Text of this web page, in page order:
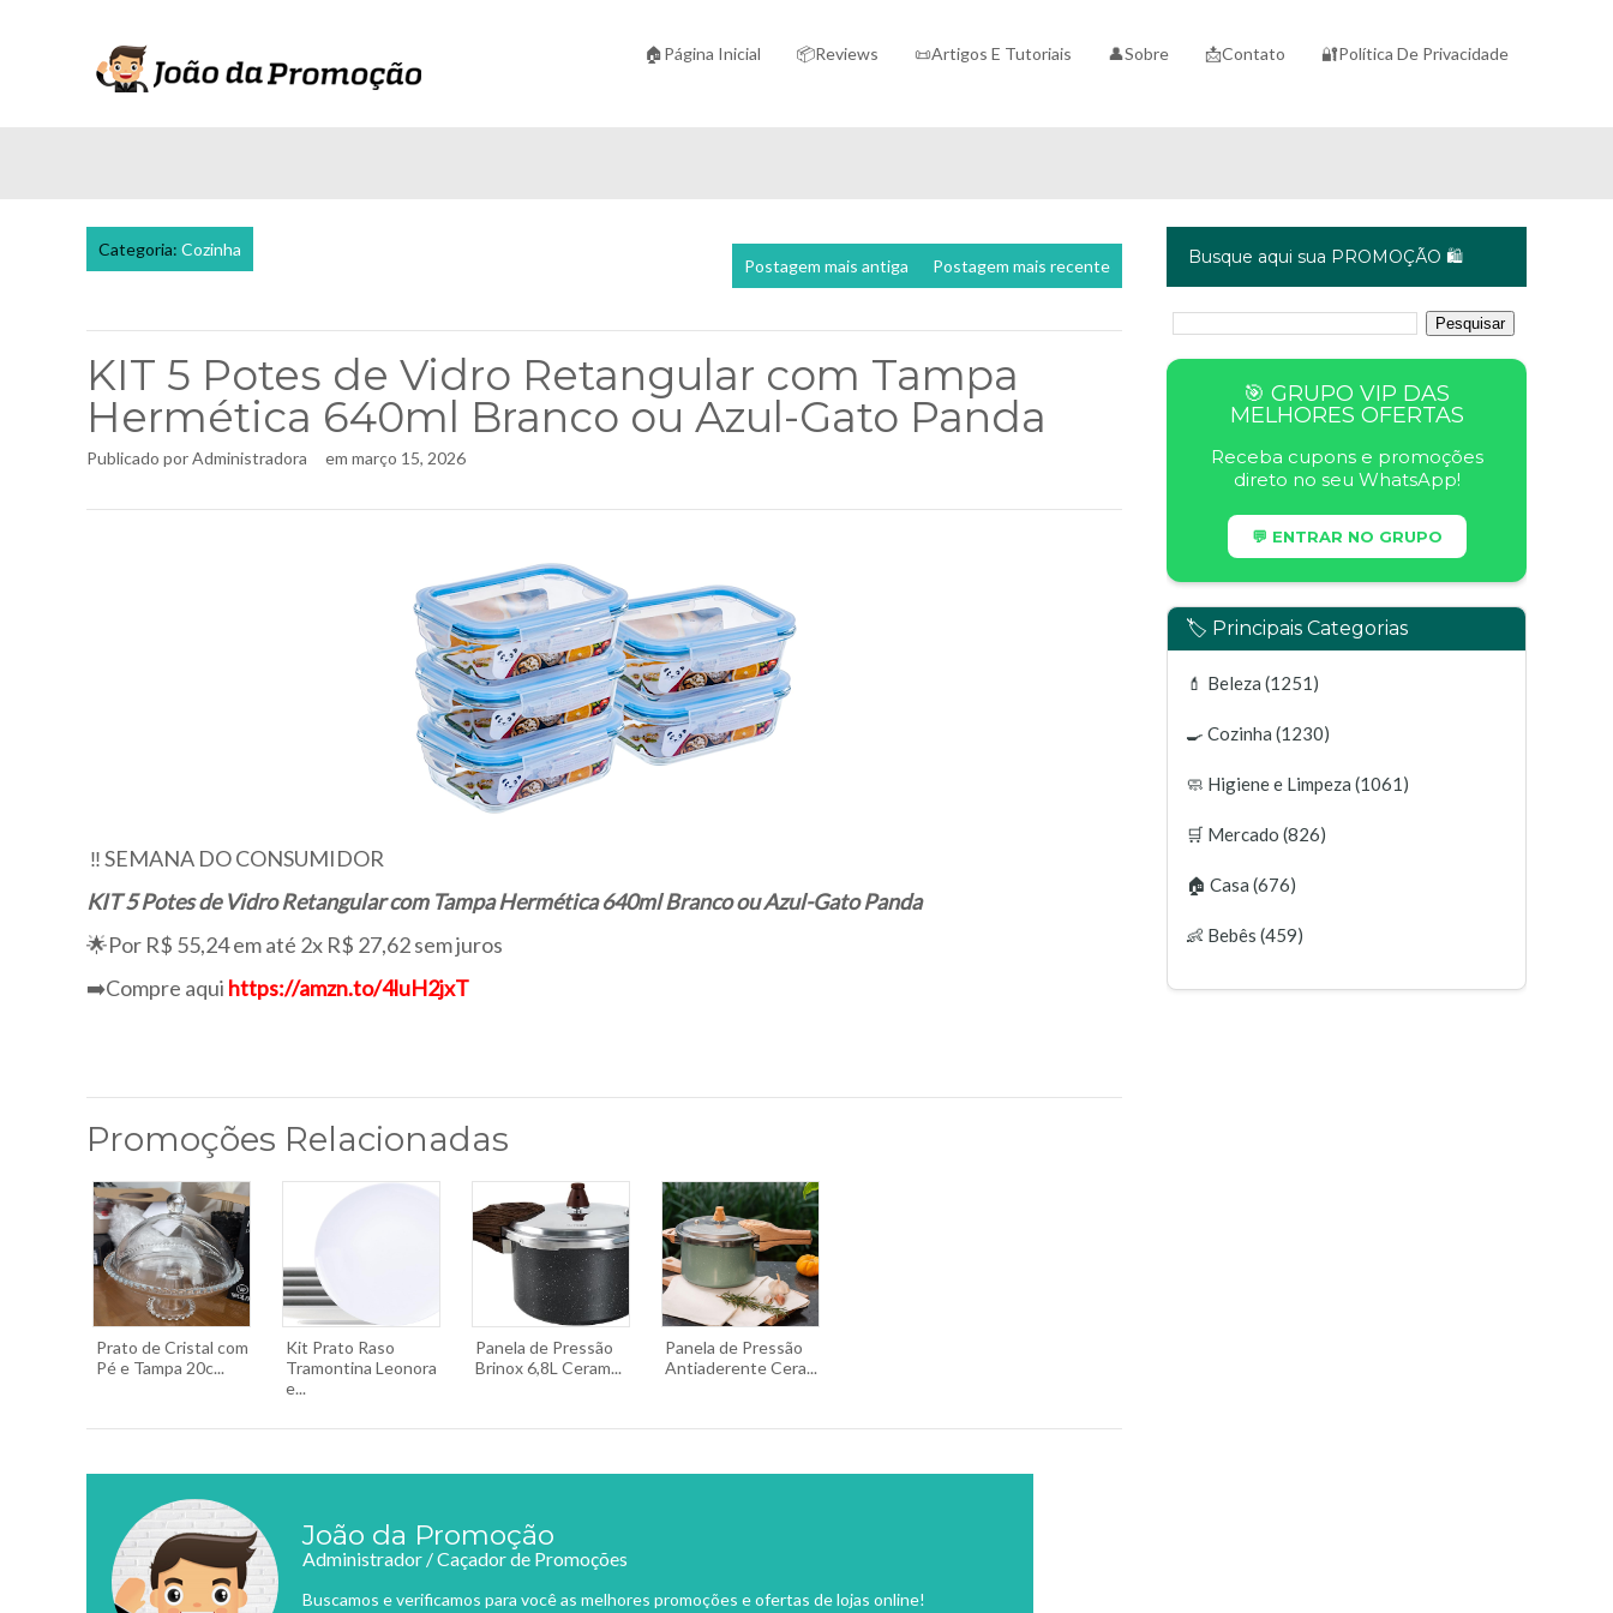
🏠Página Inicial 📦Reviews 📜Artigos E Tutoriais 👤Sobre 📩Contato 🔐Política De Privacidade
Categoria: Cozinha
Postagem mais recente
Postagem mais antiga
KIT 5 Potes de Vidro Retangular com Tampa
Hermética 640ml Branco ou Azul-Gato Panda
Publicado porAdministradora em março 15, 2026
‼️ SEMANA DO CONSUMIDOR
KIT 5 Potes de Vidro Retangular com Tampa Hermética 640ml Branco ou Azul-Gato Panda
🌟Por R$ 55,24 em até 2x R$ 27,62 sem juros
➡️Compre aqui https://amzn.to/4luH2jxT
Promoções Relacionadas
Prato de Cristal com
Pé e Tampa 20c...
Kit Prato Raso
Tramontina Leonora
e...
Panela de Pressão
Brinox 6,8L Ceram...
Panela de Pressão
Antiaderente Cera...
João da Promoção
Administrador / Caçador de Promoções
Buscamos e verificamos para você as melhores promoções e ofertas de lojas online!
Busque aqui sua PROMOÇÃO 🛍️
🎯 GRUPO VIP DAS
MELHORES OFERTAS
Receba cupons e promoções
direto no seu WhatsApp!
💬 ENTRAR NO GRUPO
🏷️ Principais Categorias
💄 Beleza (1251)
🍳 Cozinha (1230)
🧼 Higiene e Limpeza (1061)
🛒 Mercado (826)
🏠 Casa (676)
👶 Bebês (459)